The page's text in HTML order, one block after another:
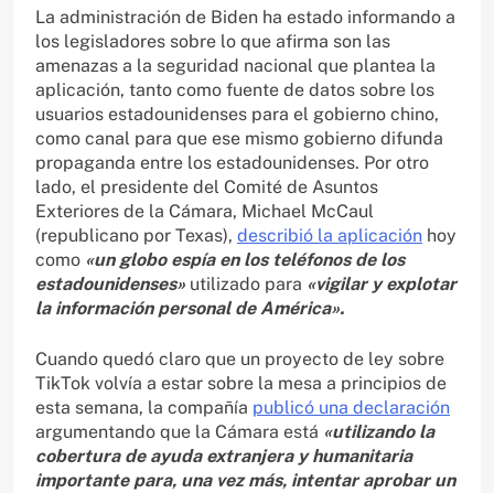
La administración de Biden ha estado informando a
los legisladores sobre lo que afirma son las
amenazas a la seguridad nacional que plantea la
aplicación, tanto como fuente de datos sobre los
usuarios estadounidenses para el gobierno chino,
como canal para que ese mismo gobierno difunda
propaganda entre los estadounidenses. Por otro
lado, el presidente del Comité de Asuntos
Exteriores de la Cámara, Michael McCaul
(republicano por Texas), describió la aplicación hoy
como «un globo espía en los teléfonos de los
estadounidenses» utilizado para «vigilar y explotar
la información personal de América».
Cuando quedó claro que un proyecto de ley sobre
TikTok volvía a estar sobre la mesa a principios de
esta semana, la compañía publicó una declaración
argumentando que la Cámara está «utilizando la
cobertura de ayuda extranjera y humanitaria
importante para, una vez más, intentar aprobar un